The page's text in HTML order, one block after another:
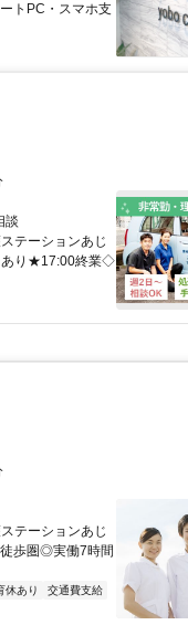
トPC・スマホ支
談
テーションあじ
あり★17:00終業◇
テーションあじ
歩圏◎実働7時間
休あり
交通費支給